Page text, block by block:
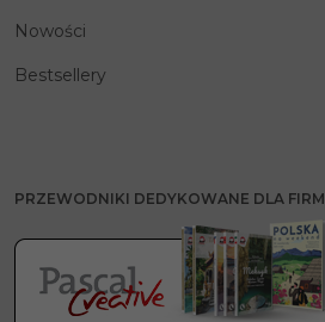
Nowości
Bestsellery
PRZEWODNIKI DEDYKOWANE DLA FIRM